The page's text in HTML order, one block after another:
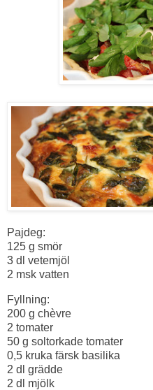
Pajdeg:
125 g smör
3 dl vetemjöl
2 msk vatten
Fyllning:
200 g chèvre
2 tomater
50 g soltorkade tomater
0,5 kruka färsk basilika
2 dl grädde
2 dl mjölk